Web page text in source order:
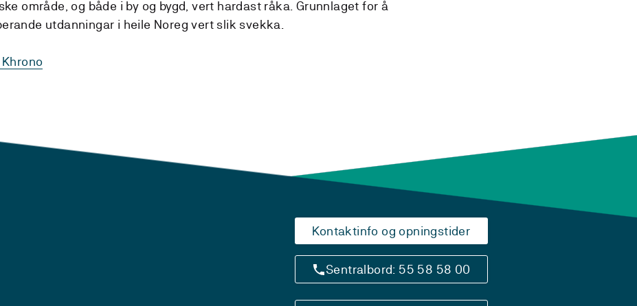
område, og både i by og bygd, vert hardast råka. Grunnlaget for å
utdanningar i heile Noreg vert slik svekka.
Kontaktinfo og opningstider
Sentralbord: 55 58 58 00